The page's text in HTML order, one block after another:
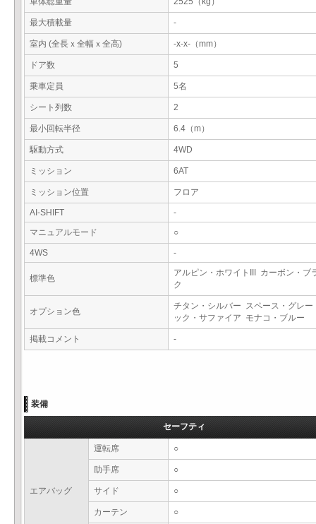
最大積載量 -
室内 (全長ｘ全幅ｘ全高) -x-x-（mm）
ドア数 5
乗車定員 5名
シート列数 2
最小回転半径 6.4（m）
駆動方式 4WD
ミッション 6AT
ミッション位置 フロア
AI-SHIFT
-
マニュアルモード
○
4WS -
標準色
アルピン・ホワイトIII カーボン・ブ
ク
オプション色
チタン・シルバー スペース・グレ
ック・サファイア モナコ・ブルー
掲載コメント -
装備
セーフティ
エアバッグ
運転席 ○
助手席 ○
サイド ○
カーテン ○